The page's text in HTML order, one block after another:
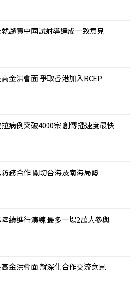
譴責中國試射導達成一致意見
金洪會面 爭取香港加入RCEP
病例突破4000宗 創傳播速度最快
務合作 關切台海及南海局勢
續進行演練 最多一場2萬人參與
金洪會面 就深化合作交流意見